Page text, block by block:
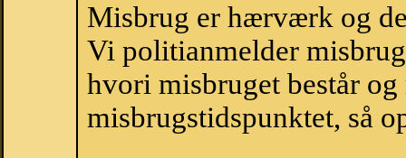
Misbrug er hærværk og
Vi politianmelder
hvori misbruget består
misbrugstidspunktet, så